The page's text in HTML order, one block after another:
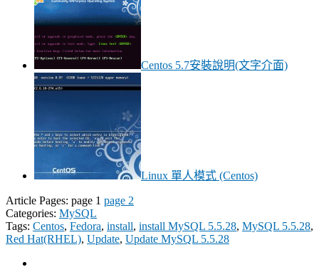
Centos 5.7安裝說明(文字介面)
Linux 單人模式 (Centos)
Article Pages: page 1 page 2
Categories: MySQL
Tags: Centos, Fedora, install, install MySQL 5.5.28, MySQL 5.5.28,
Red Hat(RHEL), Update, Update MySQL 5.5.28